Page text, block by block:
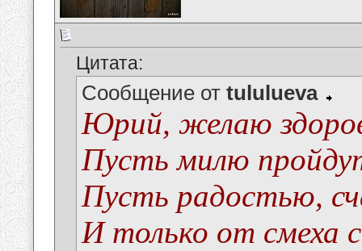
Цитата:
Сообщение от tululueva
Юрий, желаю
Пусть милю
Пусть радостью,
И только от смеха